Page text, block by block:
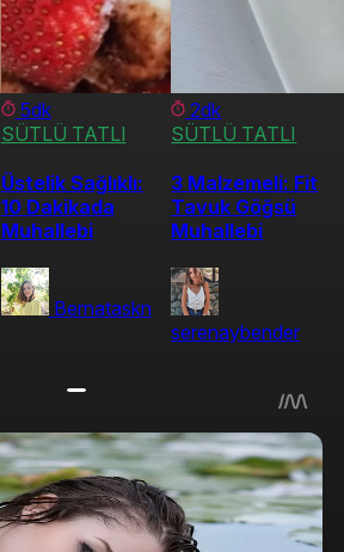
5dk
SÜTLÜ TATLI
Üstelik Sağlıklı:
10 Dakikada
Muhallebi
Bernataskn
2dk
SÜTLÜ TATLI
3 Malzemeli: Fit
Tavuk Göğsü
Muhallebi
serenaybender